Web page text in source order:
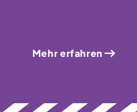
Mehr erfahren